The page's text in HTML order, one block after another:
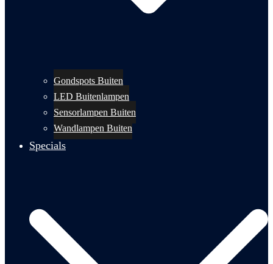
Gondspots Buiten
LED Buitenlampen
Sensorlampen Buiten
Wandlampen Buiten
Specials